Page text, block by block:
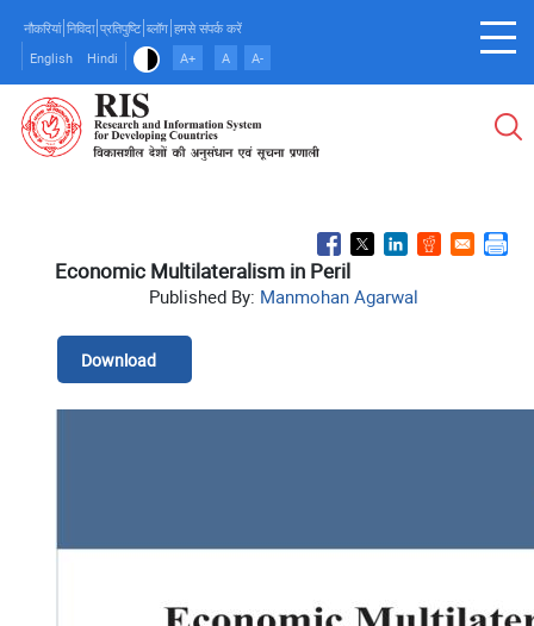
main
content
नौकरियां निविदा प्रतिपुष्टि ब्लॉग हमसे संपर्क करें
English
Hindi A+ A A-
Economic Multilateralism in Peril
Published By: Manmohan Agarwal
Download